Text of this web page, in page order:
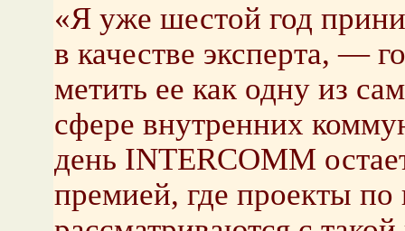
«Я уже ше­стой год
в ка­че­стве экс­пер­та, —
ме­тить ее как одну из
сфере внут­рен­них
день INTERCOMM
пре­ми­ей, где про­ек­ты